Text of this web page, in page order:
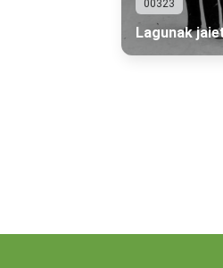
00323
Lagunak